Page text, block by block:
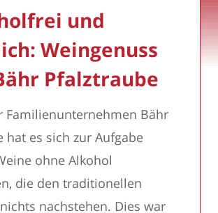
und
Weingenuss
Pfalztraube
Familienunternehmen Bähr
hat es sich zur Aufgabe
ohne Alkohol
die den traditionellen
nachstehen. Dies war